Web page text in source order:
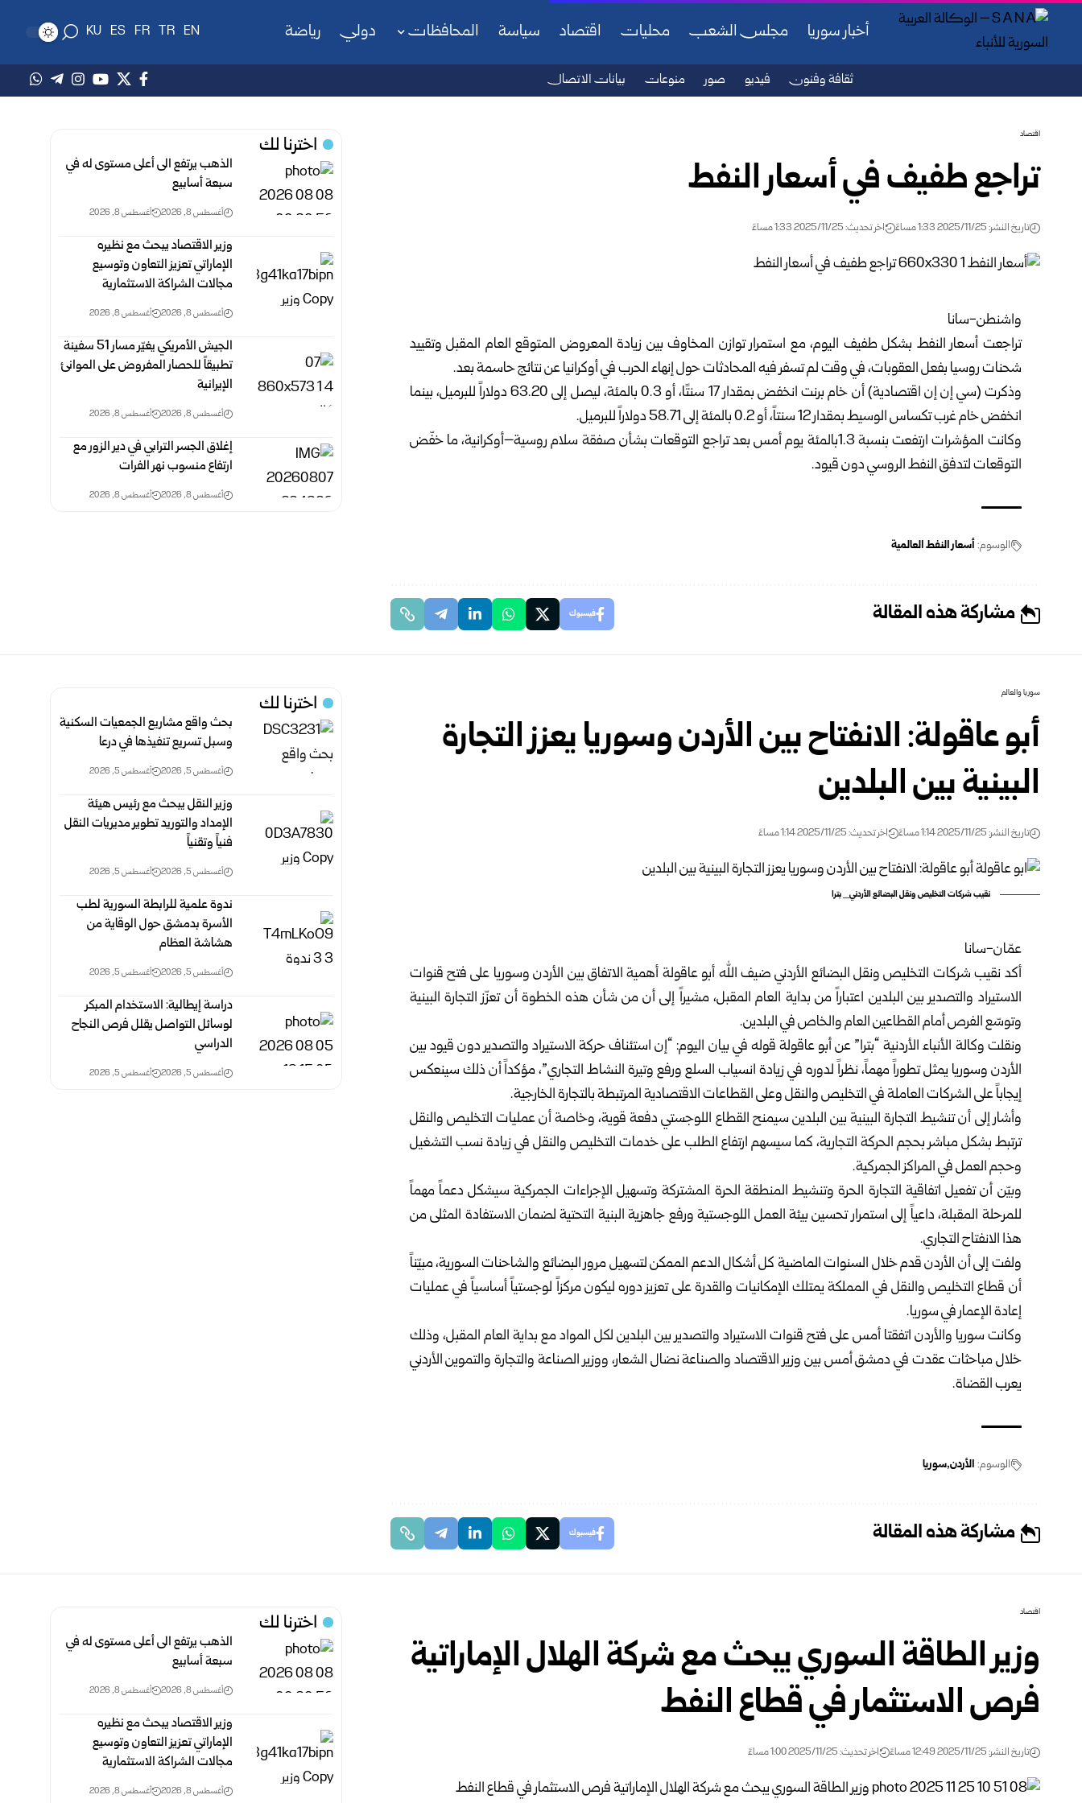
أخبار سوريا مجلس الشعب محليات اقتصاد سياسة المحافظات دولي رياضة EN
TR
FR
ES
KU
ثقافة وفنون فيديو صور منوعات بيانات الاتصال
اقتصاد
تراجع طفيف في أسعار النفط
تاريخ النشر: 2025/11/25 1:33 مساءً اخر تحديث: 2025/11/25 1:33 مساءً
واشنطن-سانا
تراجعت أسعار النفط بشكل طفيف اليوم، مع استمرار توازن المخاوف بين زيادة المعروض المتوقع العام المقبل وتقييد
شحنات روسيا بفعل العقوبات، في وقت لم تسفر فيه المحادثات حول إنهاء الحرب في أوكرانيا عن نتائج حاسمة بعد.
وذكرت (سي إن إن اقتصادية) أن خام برنت انخفض بمقدار 17 سنتًا، أو 0.3 بالمئة، ليصل إلى 63.20 دولاراً للبرميل، بينما
انخفض خام غرب تكساس الوسيط بمقدار 12 سنتاً، أو 0.2 بالمئة إلى 58.71 دولاراً للبرميل.
وكانت المؤشرات ارتفعت بنسبة 1.3بالمئة يوم أمس بعد تراجع التوقعات بشأن صفقة سلام روسية–أوكرانية، ما خفّض
التوقعات لتدفق النفط الروسي دون قيود.
الوسوم: أسعار النفط العالمية
مشاركة هذه المقالة فيسبوك
اخترنا لك
الذهب يرتفع الى أعلى مستوى له في
سبعة أسابيع
أغسطس 8, 2026 أغسطس 8, 2026
وزير الاقتصاد ‏يبحث مع نظيره
الإماراتي تعزيز التعاون وتوسيع
مجالات الشراكة الاستثمارية
أغسطس 8, 2026 أغسطس 8, 2026
الجيش الأمريكي يغيّر مسار 51 سفينة
تطبيقاً للحصار المفروض على الموانئ
الإيرانية
أغسطس 8, 2026 أغسطس 8, 2026
إغلاق الجسر الترابي في دير الزور مع
ارتفاع منسوب نهر الفرات
أغسطس 8, 2026 أغسطس 8, 2026
سوريا والعالم
أبو عاقولة: الانفتاح بين الأردن وسوريا يعزز التجارة
البينية بين البلدين
تاريخ النشر: 2025/11/25 1:14 مساءً اخر تحديث: 2025/11/25 1:14 مساءً
نقيب شركات التخليص ونقل البضائع الأردني_ بترا
عمّان-سانا
أكد نقيب شركات التخليص ونقل البضائع الأردني ضيف الله أبو عاقولة أهمية الاتفاق بين الأردن وسوريا على فتح قنوات
الاستيراد والتصدير بين البلدين اعتباراً من بداية العام المقبل، مشيراً إلى أن من شأن هذه الخطوة أن تعزّز التجارة البينية
وتوسّع الفرص أمام القطاعين العام والخاص في البلدين.
ونقلت وكالة الأنباء الأردنية “بترا” عن أبو عاقولة قوله في بيان اليوم: “إن استئناف حركة الاستيراد والتصدير دون قيود بين
الأردن وسوريا يمثل تطوراً مهماً، نظراً لدوره في زيادة انسياب السلع ورفع وتيرة النشاط التجاري”، مؤكداً أن ذلك سينعكس
إيجاباً على الشركات العاملة في التخليص والنقل وعلى القطاعات الاقتصادية المرتبطة بالتجارة الخارجية.
وأشار إلى أن تنشيط التجارة البينية بين البلدين سيمنح القطاع اللوجستي دفعة قوية، وخاصة أن عمليات التخليص والنقل
ترتبط بشكل مباشر بحجم الحركة التجارية، كما سيسهم ارتفاع الطلب على خدمات التخليص والنقل في زيادة نسب التشغيل
وحجم العمل في المراكز الجمركية.
وبيّن أن تفعيل اتفاقية التجارة الحرة وتنشيط المنطقة الحرة المشتركة وتسهيل الإجراءات الجمركية سيشكل دعماً مهماً
للمرحلة المقبلة، داعياً إلى استمرار تحسين بيئة العمل اللوجستية ورفع جاهزية البنية التحتية لضمان الاستفادة المثلى من
هذا الانفتاح التجاري.
ولفت إلى أن الأردن قدم خلال السنوات الماضية كل أشكال الدعم الممكن لتسهيل مرور البضائع والشاحنات السورية، مبيّناً
أن قطاع التخليص والنقل في المملكة يمتلك الإمكانيات والقدرة على تعزيز دوره ليكون مركزاً لوجستياً أساسياً في عمليات
إعادة الإعمار في سوريا.
وكانت سوريا والأردن اتفقتا أمس على فتح قنوات الاستيراد والتصدير بين البلدين لكل المواد مع بداية العام المقبل، وذلك
خلال مباحثات عقدت في دمشق أمس بين وزير الاقتصاد والصناعة نضال الشعار، ووزير الصناعة والتجارة والتموين الأردني
يعرب القضاة.
الوسوم: الأردن سوريا
مشاركة هذه المقالة فيسبوك
اخترنا لك
بحث واقع مشاريع الجمعيات السكنية
وسبل تسريع تنفيذها في درعا
أغسطس 5, 2026 أغسطس 5, 2026
وزير النقل يبحث مع رئيس هيئة
الإمداد والتوريد تطوير ‏مديريات النقل
فنياً وتقنياً
أغسطس 5, 2026 أغسطس 5, 2026
ندوة علمية للرابطة السورية لطب
الأسرة بدمشق حول ‏الوقاية من
هشاشة العظام ‏
أغسطس 5, 2026 أغسطس 5, 2026
دراسة إيطالية: الاستخدام المبكر
لوسائل التواصل يقلل فرص النجاح
الدراسي
أغسطس 5, 2026 أغسطس 5, 2026
اقتصاد
وزير الطاقة السوري يبحث مع شركة الهلال الإماراتية
فرص الاستثمار في قطاع النفط
تاريخ النشر: 2025/11/25 12:49 مساءً اخر تحديث: 2025/11/25 1:00 مساءً
اخترنا لك
الذهب يرتفع الى أعلى مستوى له في
سبعة أسابيع
أغسطس 8, 2026 أغسطس 8, 2026
وزير الاقتصاد ‏يبحث مع نظيره
الإماراتي تعزيز التعاون وتوسيع
مجالات الشراكة الاستثمارية
أغسطس 8, 2026 أغسطس 8, 2026